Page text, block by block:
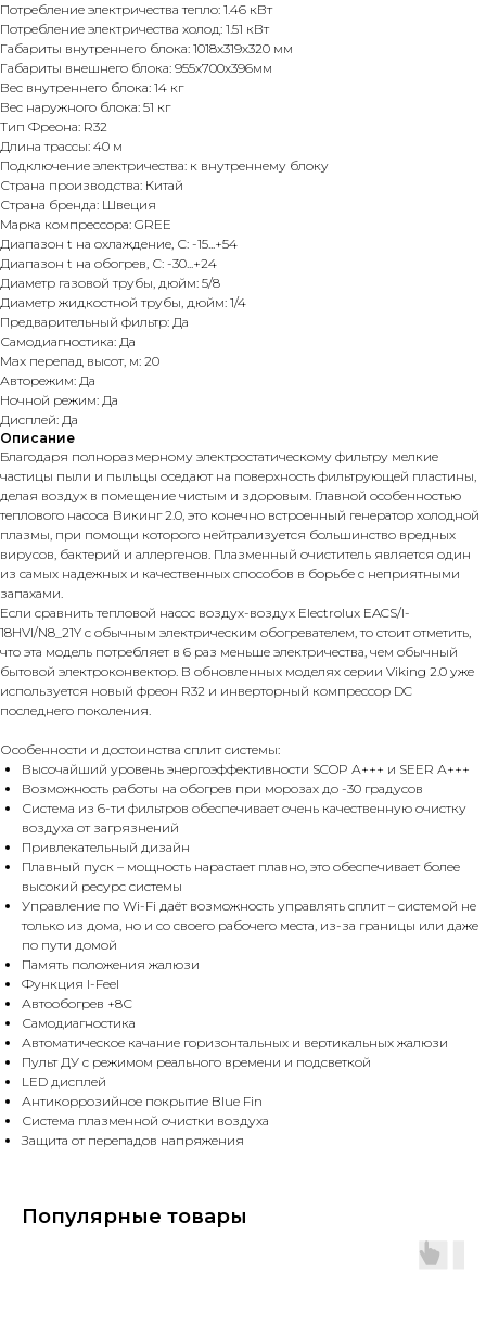
Потребление электричества тепло: 1.46 кВт
Потребление электричества холод: 1.51 кВт
Габариты внутреннего блока: 1018х319х320 мм
Габариты внешнего блока: 955х700х396мм
Вес внутреннего блока: 14 кг
Вес наружного блока: 51 кг
Тип Фреона: R32
Длина трассы: 40 м
Подключение электричества: к внутреннему блоку
Страна производства: Китай
Страна бренда: Швеция
Марка компрессора: GREE
Диапазон t на охлаждение, С: -15...+54
Диапазон t на обогрев, С: -30...+24
Диаметр газовой трубы, дюйм: 5/8
Диаметр жидкостной трубы, дюйм: 1/4
Предварительный фильтр: Да
Самодиагностика: Да
Max перепад высот, м: 20
Авторежим: Да
Ночной режим: Да
Дисплей: Да
Описание
Благодаря полноразмерному электростатическому фильтру мелкие
частицы пыли и пыльцы оседают на поверхность фильтрующей пластины,
делая воздух в помещение чистым и здоровым. Главной особенностью
теплового насоса Викинг 2.0, это конечно встроенный генератор холодной
плазмы, при помощи которого нейтрализуется большинство вредных
вирусов, бактерий и аллергенов. Плазменный очиститель является один
из самых надежных и качественных способов в борьбе с неприятными
запахами.
Если сравнить тепловой насос воздух-воздух Electrolux EACS/I-
18HVI/N8_21Y с обычным электрическим обогревателем, то стоит отметить,
что эта модель потребляет в 6 раз меньше электричества, чем обычный
бытовой электроконвектор. В обновленных моделях серии Viking 2.0 уже
используется новый фреон R32 и инверторный компрессор DC
последнего поколения.
Особенности и достоинства сплит системы:
Высочайший уровень энергоэффективности SCOP А+++ и SEER А+++
Возможность работы на обогрев при морозах до -30 градусов
Система из 6-ти фильтров обеспечивает очень качественную очистку
воздуха от загрязнений
Привлекательный дизайн
Плавный пуск – мощность нарастает плавно, это обеспечивает более
высокий ресурс системы
Управление по Wi-Fi даёт возможность управлять сплит – системой не
только из дома, но и со своего рабочего места, из-за границы или даже
по пути домой
Память положения жалюзи
Функция I-Feel
Автообогрев +8С
Самодиагностика
Автоматическое качание горизонтальных и вертикальных жалюзи
Пульт ДУ с режимом реального времени и подсветкой
LED дисплей
Антикоррозийное покрытие Blue Fin
Система плазменной очистки воздуха
Защита от перепадов напряжения
Популярные товары